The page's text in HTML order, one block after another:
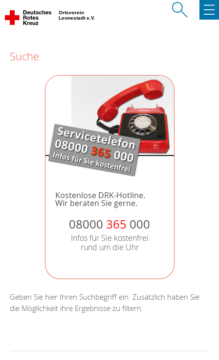
Ortsverein
Lennestadt e.V.
Suche
Kostenlose DRK-Hotline.
Wir beraten Sie gerne.
08000 365 000
Infos für Sie kostenfrei
rund um die Uhr
Geben Sie hier Ihren Suchbegriff ein. Zusätzlich haben Sie
die Möglichkeit ihre Ergebnisse zu filtern.